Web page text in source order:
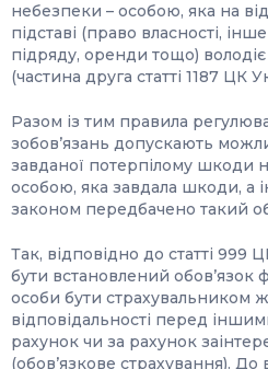
небезпеки – особою, яка на
підставі (право власності,
підряду, оренди тощо)
(частина друга статті 1187 ЦК
Разом із тим правила
зобов’язань допускають
завданої потерпілому шкоди
особою, яка завдала шкоди, а
законом передбачено такий
Так, відповідно до статті
бути встановлений обов’язок
особи бути страхувальником
відповідальності перед
рахунок чи за рахунок
(обов’язкове страхування).